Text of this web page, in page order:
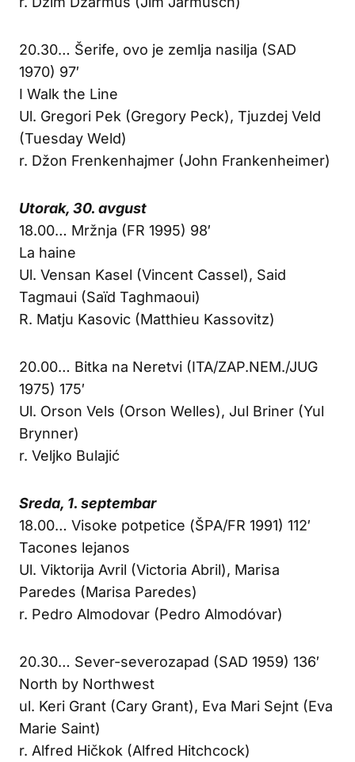
20.30… Šerife, ovo je zemlja nasilja (SAD
1970) 97′
I Walk the Line
Ul. Gregori Pek (Gregory Peck), Tjuzdej Veld
(Tuesday Weld)
r. Džon Frenkenhajmer (John Frankenheimer)
Utorak, 30. avgust
18.00… Mržnja (FR 1995) 98′
La haine
Ul. Vensan Kasel (Vincent Cassel), Said
Tagmaui (Saïd Taghmaoui)
R. Matju Kasovic (Matthieu Kassovitz)
20.00… Bitka na Neretvi (ITA/ZAP.NEM./JUG
1975) 175′
Ul. Orson Vels (Orson Welles), Jul Briner (Yul
Brynner)
r. Veljko Bulajić
Sreda, 1. septembar
18.00… Visoke potpetice (ŠPA/FR 1991) 112′
Tacones lejanos
Ul. Viktorija Avril (Victoria Abril), Marisa
Paredes (Marisa Paredes)
r. Pedro Almodovar (Pedro Almodóvar)
20.30… Sever-severozapad (SAD 1959) 136′
North by Northwest
ul. Keri Grant (Cary Grant), Eva Mari Sejnt (Eva
Marie Saint)
r. Alfred Hičkok (Alfred Hitchcock)